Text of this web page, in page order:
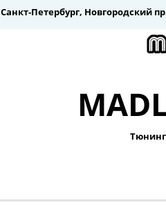
Санкт-Петербург, Новгородский